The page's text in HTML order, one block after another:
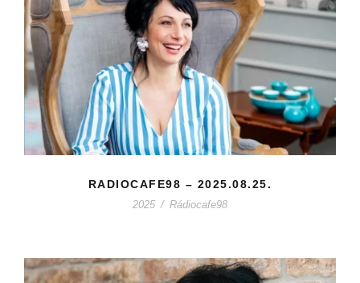
RADIOCAFE98 – 2025.08.25.
2025 / Rádiocafe98